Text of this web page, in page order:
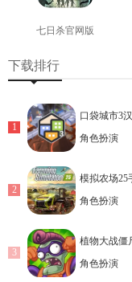
七日杀官网版
下载排行
口袋城市3
角色扮演
模拟农场25
角色扮演
植物大战僵
角色扮演